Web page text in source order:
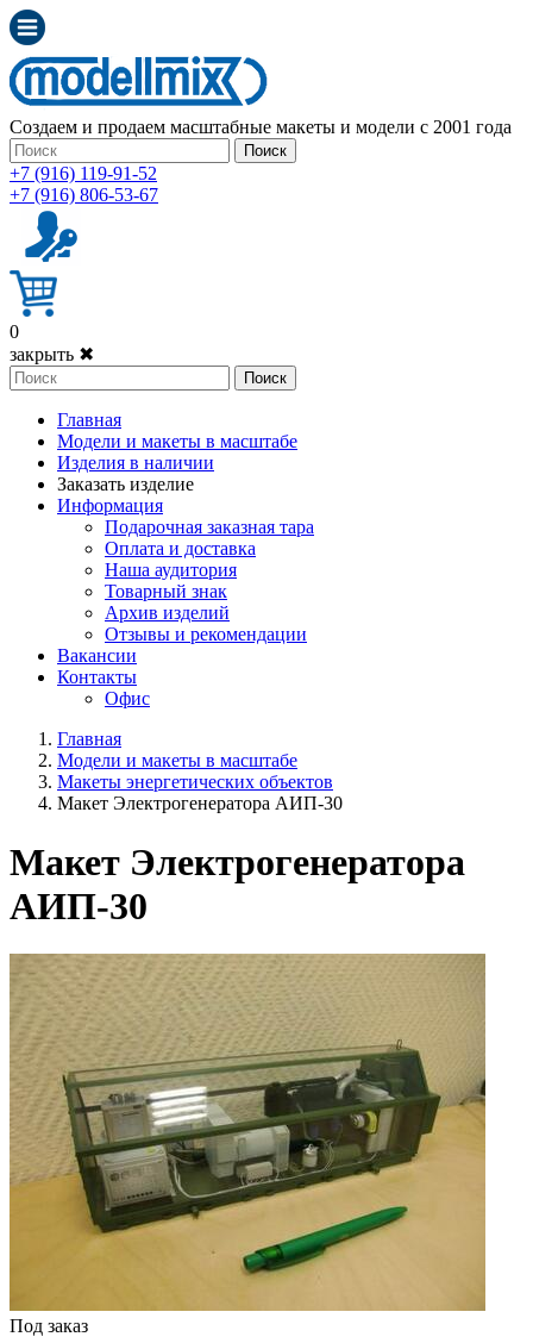
Создаем и продаем масштабные макеты и модели с 2001 года
Поиск
+7 (916) 119-91-52
+7 (916) 806-53-67
0
закрыть ✖
Поиск
Главная
Модели и макеты в масштабе
Изделия в наличии
Заказать изделие
Информация
Подарочная заказная тара
Оплата и доставка
Наша аудитория
Товарный знак
Архив изделий
Отзывы и рекомендации
Вакансии
Контакты
Офис
Главная
Модели и макеты в масштабе
Макеты энергетических объектов
Макет Электрогенератора АИП-30
Макет Электрогенератора
АИП-30
Под заказ